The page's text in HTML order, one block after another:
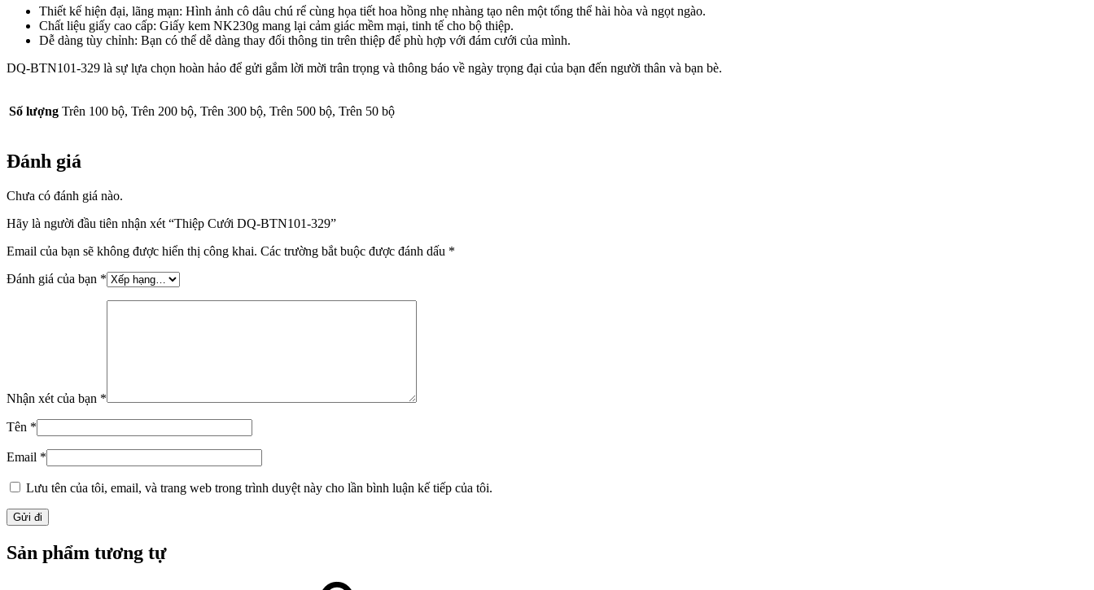
Thiết kế hiện đại, lãng mạn: Hình ảnh cô dâu chú rể cùng họa tiết hoa hồng nhẹ nhàng tạo nên một tổng thể hài hòa và ngọt ngào.
Chất liệu giấy cao cấp: Giấy kem NK230g mang lại cảm giác mềm mại, tinh tế cho bộ thiệp.
Dễ dàng tùy chỉnh: Bạn có thể dễ dàng thay đổi thông tin trên thiệp để phù hợp với đám cưới của mình.
DQ-BTN101-329 là sự lựa chọn hoàn hảo để gửi gắm lời mời trân trọng và thông báo về ngày trọng đại của bạn đến người thân và bạn bè.
Số lượng Trên 100 bộ, Trên 200 bộ, Trên 300 bộ, Trên 500 bộ, Trên 50 bộ
Đánh giá
Chưa có đánh giá nào.
Hãy là người đầu tiên nhận xét “Thiệp Cưới DQ-BTN101-329”
Email của bạn sẽ không được hiển thị công khai. Các trường bắt buộc được đánh dấu *
Đánh giá của bạn *
Nhận xét của bạn *
Tên *
Email *
Lưu tên của tôi, email, và trang web trong trình duyệt này cho lần bình luận kế tiếp của tôi.
Sản phẩm tương tự